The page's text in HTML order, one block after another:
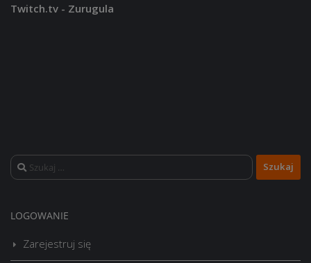
Twitch.tv - Zurugula
Szukaj:
LOGOWANIE
Zarejestruj się